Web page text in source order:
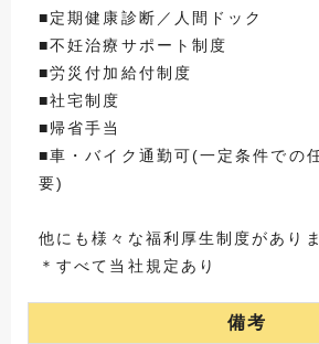
■定期健康診断／人間ドック
■不妊治療サポート制度
■労災付加給付制度
■社宅制度
■帰省手当
■車・バイク通勤可(一定条件での
要)
他にも様々な福利厚生制度がありま
＊すべて当社規定あり
備考